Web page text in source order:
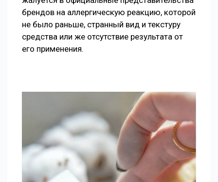
брендов на аллергическую реакцию, которой
не было раньше, странный вид и текстуру
средства или же отсутствие результата от
его применения.